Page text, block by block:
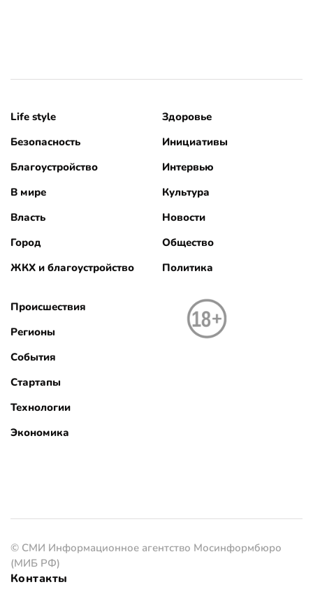
Life style
Безопасность
Благоустройство
В мире
Власть
Город
ЖКХ и благоустройство
Здоровье
Инициативы
Интервью
Культура
Новости
Общество
Политика
Происшествия
Регионы
События
Стартапы
Технологии
Экономика
© СМИ Информационное агентство Мосинформбюро
(МИБ РФ)
Контакты